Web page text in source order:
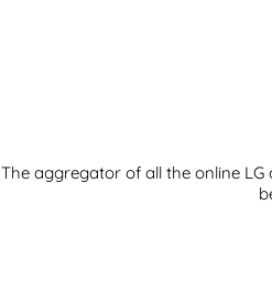
The aggregator of all the online